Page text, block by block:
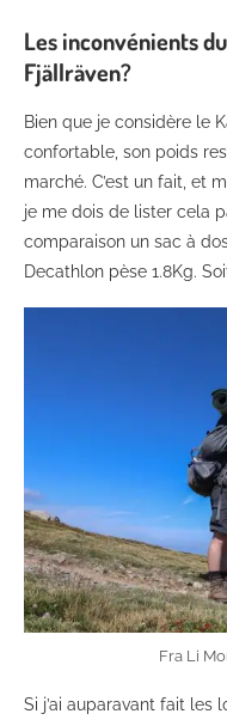
Les inconvénients
Fjällräven?
Bien que je considère le
confortable, son poids
marché. C’est un fait, et
je me dois de lister cela
comparaison un sac à
Decathlon pèse 1.8Kg.
Fra Li
Si j’ai auparavant fait les